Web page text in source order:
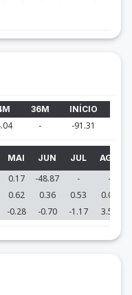
36M INÍCIO
- -91.31
MAI JUN JUL AGO
0.17 -48.87 - -
0.62 0.36 0.53 0.09
-0.28 -0.70 -1.17 3.52